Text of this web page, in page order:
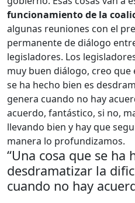
funcionamiento de la
algunas reuniones con el
permanente de diálogo
legisladores. Los
muy buen diálogo, creo que
se ha hecho bien es
genera cuando no hay
acuerdo, fantástico, si no,
llevando bien y hay que
manera lo profundizamos.
“Una cosa que se ha
desdramatizar la
cuando no hay